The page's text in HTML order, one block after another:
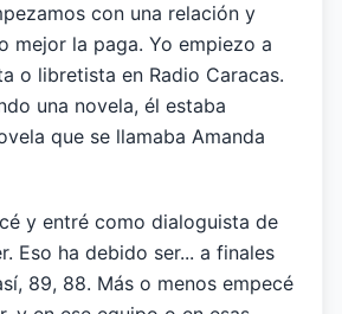
con una relación y
mejor la paga. Yo empiezo a
o libretista en Radio Caracas.
una novela, él estaba
que se llamaba Amanda
y entré como dialoguista de
Eso ha debido ser... a finales
89, 88. Más o menos empecé